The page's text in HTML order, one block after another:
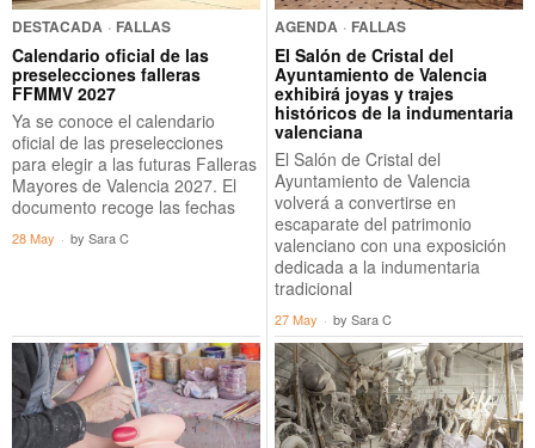
DESTACADA · FALLAS
Calendario oficial de las
preselecciones falleras
FFMMV 2027
Ya se conoce el calendario
oficial de las preselecciones
para elegir a las futuras Falleras
Mayores de Valencia 2027. El
documento recoge las fechas
28 May by Sara C
AGENDA · FALLAS
El Salón de Cristal del
Ayuntamiento de Valencia
exhibirá joyas y trajes
históricos de la indumentaria
valenciana
El Salón de Cristal del
Ayuntamiento de Valencia
volverá a convertirse en
escaparate del patrimonio
valenciano con una exposición
dedicada a la indumentaria
tradicional
27 May by Sara C